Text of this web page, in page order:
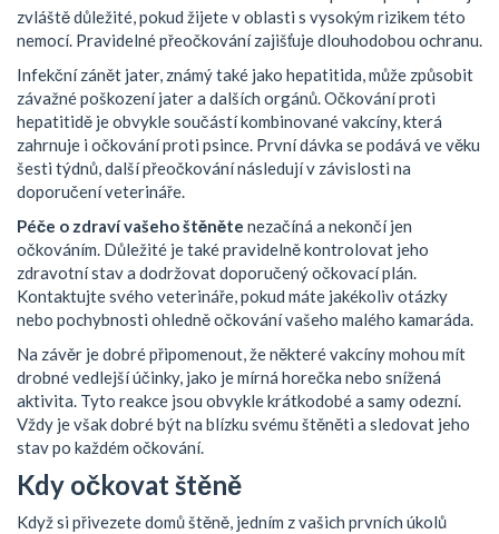
zvláště důležité, pokud žijete v oblasti s vysokým rizikem této
nemocí. Pravidelné přeočkování zajišťuje dlouhodobou ochranu.
Infekční zánět jater, známý také jako hepatitida, může způsobit
závažné poškození jater a dalších orgánů. Očkování proti
hepatitidě je obvykle součástí kombinované vakcíny, která
zahrnuje i očkování proti psince. První dávka se podává ve věku
šesti týdnů, další přeočkování následují v závislosti na
doporučení veterináře.
Péče o zdraví vašeho štěněte nezačíná a nekončí jen
očkováním. Důležité je také pravidelně kontrolovat jeho
zdravotní stav a dodržovat doporučený očkovací plán.
Kontaktujte svého veterináře, pokud máte jakékoliv otázky
nebo pochybnosti ohledně očkování vašeho malého kamaráda.
Na závěr je dobré připomenout, že některé vakcíny mohou mít
drobné vedlejší účinky, jako je mírná horečka nebo snížená
aktivita. Tyto reakce jsou obvykle krátkodobé a samy odezní.
Vždy je však dobré být na blízku svému štěněti a sledovat jeho
stav po každém očkování.
Kdy očkovat štěně
Když si přivezete domů štěně, jedním z vašich prvních úkolů